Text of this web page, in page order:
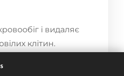
і видаляє
клітин.
факторів: